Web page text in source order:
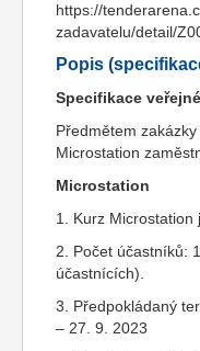
https://
zadavatelu/detail/
Popis
Specifikace
Předmětem
Microstation
Microstation
1. Kurz Microstation
2. Počet účastníků:
účastnících).
3. Předpokládaný
– 27. 9. 2023